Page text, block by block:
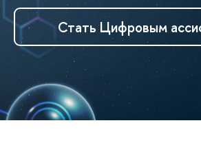
Стать Цифровым